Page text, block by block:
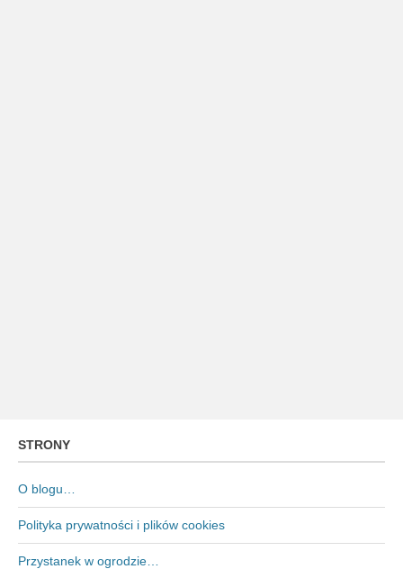
STRONY
O blogu…
Polityka prywatności i plików cookies
Przystanek w ogrodzie…